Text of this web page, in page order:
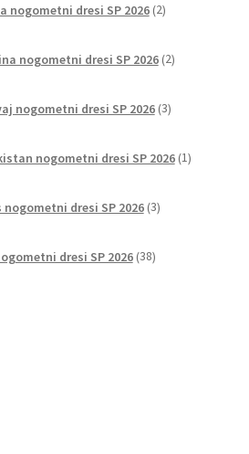
nogometni dresi SP 2026 2izdelka
nogometni dresi SP 2026 2izdelka
nogometni dresi SP 2026 3izdelki
nogometni dresi SP 2026 1izdelek
nogometni dresi SP 2026 3izdelki
dresi SP 2026 38izdelkov